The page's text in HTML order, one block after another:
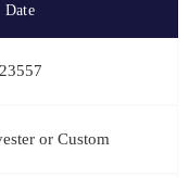
Date
23557
or Custom